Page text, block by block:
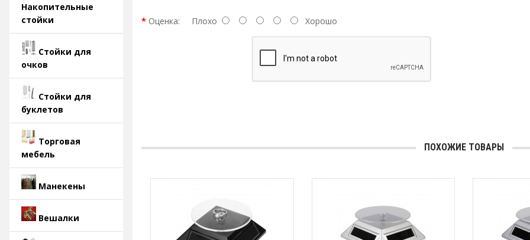
Накопительные
стойки
Стойки для
очков
Стойки для
буклетов
Торговая
мебель
Манекены
Вешалки
Оценка: Плохо Хорошо
ПОХОЖИЕ ТОВАРЫ